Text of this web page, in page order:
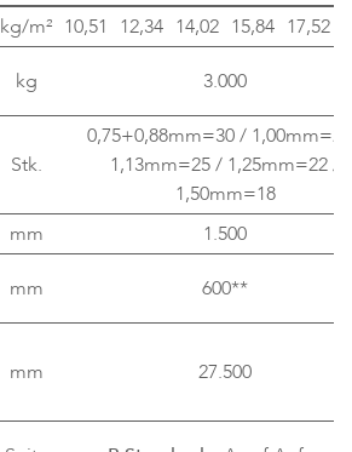
kg/m² 10,51 12,34 14,02 15,84 17,52
kg 3.000
Stk.
0,75+0,88mm=30 /
1,13mm=25 / 1,25mm=22 /
1,50mm=18
mm
1.500
mm 600**
mm 27.500